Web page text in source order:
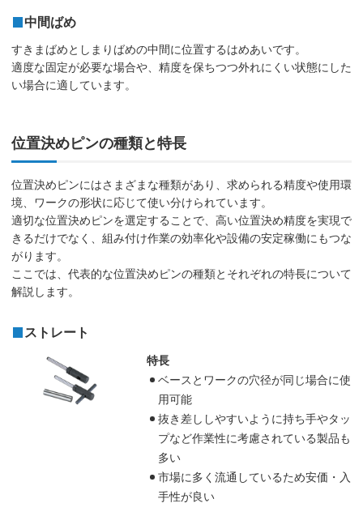
中間ばめ
すきまばめとしまりばめの中間に位置するはめあいです。
適度な固定が必要な場合や、精度を保ちつつ外れにくい状態にした
い場合に適しています。
位置決めピンの種類と特長
位置決めピンにはさまざまな種類があり、求められる精度や使用環
境、ワークの形状に応じて使い分けられています。
適切な位置決めピンを選定することで、高い位置決め精度を実現で
きるだけでなく、組み付け作業の効率化や設備の安定稼働にもつな
がります。
ここでは、代表的な位置決めピンの種類とそれぞれの特長について
解説します。
ストレート
特長
ベースとワークの穴径が同じ場合に使
用可能
抜き差ししやすいように持ち手やタッ
プなど作業性に考慮されている製品も
多い
市場に多く流通しているため安価・入
手性が良い